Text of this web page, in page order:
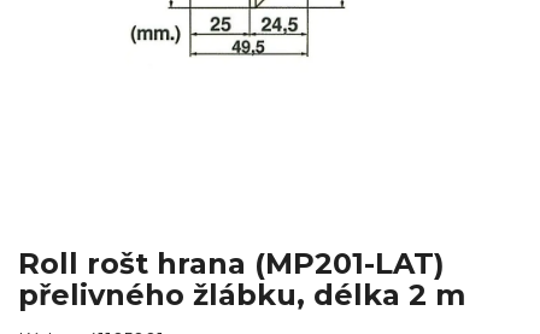
Roll rošt hrana (MP201-LAT)
přelivného žlábku, délka 2 m